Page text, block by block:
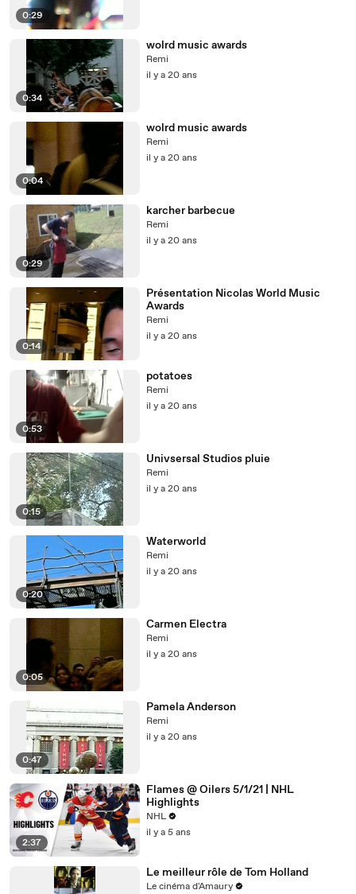
0:29
0:34
wolrd music awards
Remi
il y a 20 ans
0:04
wolrd music awards
Remi
il y a 20 ans
0:29
karcher barbecue
Remi
il y a 20 ans
0:14
Présentation Nicolas World Music
Awards
Remi
il y a 20 ans
0:53
potatoes
Remi
il y a 20 ans
0:15
Univsersal Studios pluie
Remi
il y a 20 ans
0:20
Waterworld
Remi
il y a 20 ans
0:05
Carmen Electra
Remi
il y a 20 ans
0:47
Pamela Anderson
Remi
il y a 20 ans
2:37
Flames @ Oilers 5/1/21 | NHL
Highlights
NHL
il y a 5 ans
Le meilleur rôle de Tom Holland
Le cinéma d'Amaury